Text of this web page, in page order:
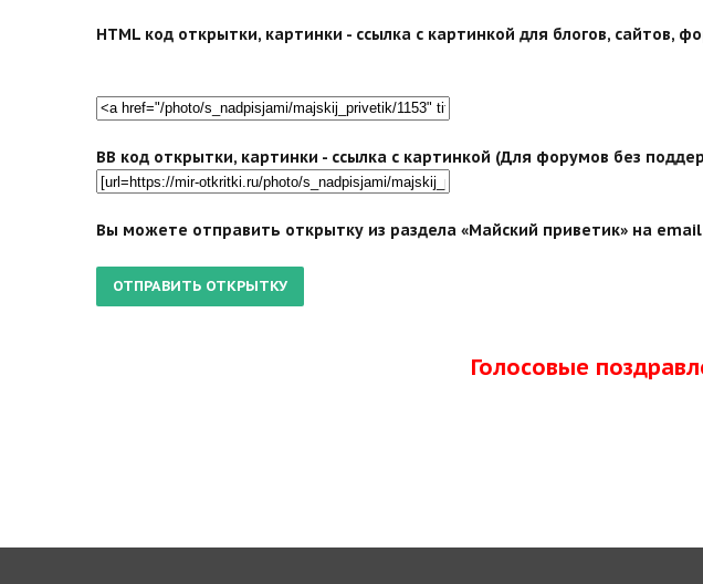
HTML код открытки, картинки - ссылка с картинкой для блогов, сайтов,
BB код открытки, картинки - ссылка с картинкой (Для форумов без
Вы можете отправить открытку из раздела «Майский приветик» на
Голосовые